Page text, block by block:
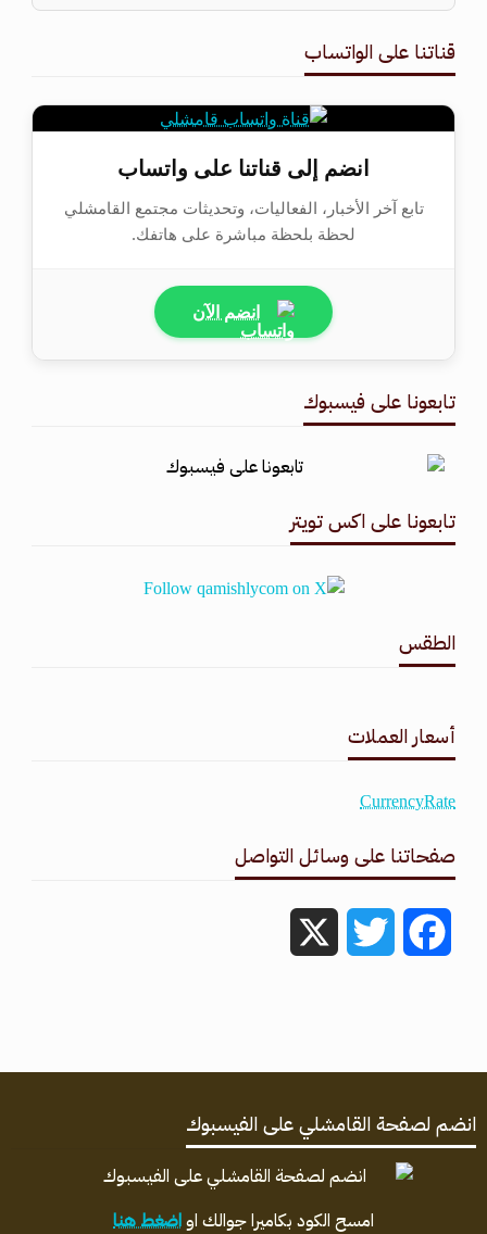
قناتنا على الواتساب
انضم إلى قناتنا على واتساب
تابع آخر الأخبار، الفعاليات، وتحديثات مجتمع القامشلي
لحظة بلحظة مباشرة على هاتفك.
انضم الآن
تابعونا على فيسبوك
تابعونا على اكس تويتر
الطقس
أسعار العملات
CurrencyRate
صفحاتنا على وسائل التواصل
Facebook
Twitter
انضم لصفحة القامشلي على الفيسبوك
امسح الكود بكاميرا جوالك او اضغط هنا